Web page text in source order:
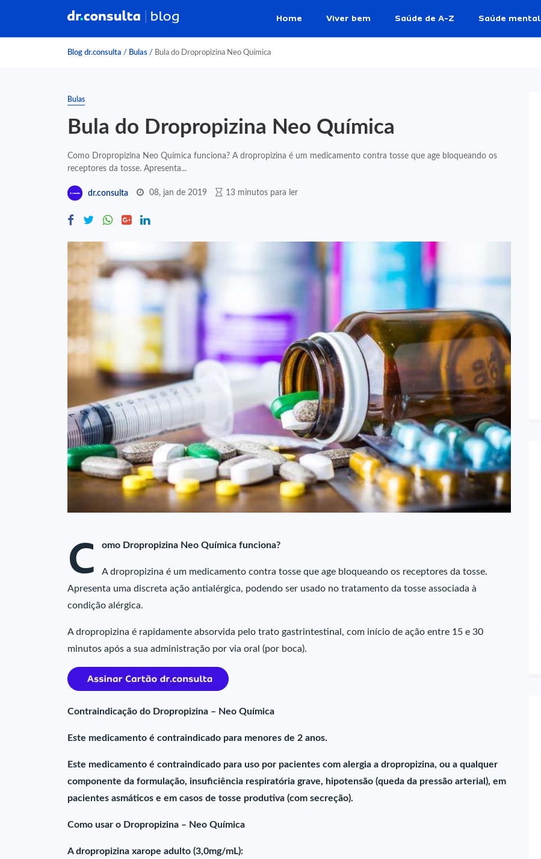
Home Viver bem Saúde de A-Z Saúde mental
Blog dr.consulta / Bulas / Bula do Dropropizina Neo Química
Bulas
Bula do Dropropizina Neo Química
Como Dropropizina Neo Química funciona? A dropropizina é um medicamento contra tosse que age bloqueando os
receptores da tosse. Apresenta...
dr.consulta 08, jan de 2019 13 minutos para ler
C omo Dropropizina Neo Química funciona?
A dropropizina é um medicamento contra tosse que age bloqueando os receptores da tosse.
Apresenta uma discreta ação antialérgica, podendo ser usado no tratamento da tosse associada à
condição alérgica.
A dropropizina é rapidamente absorvida pelo trato gastrintestinal, com início de ação entre 15 e 30
minutos após a sua administração por via oral (por boca).
Contraindicação do Dropropizina – Neo Química
Este medicamento é contraindicado para menores de 2 anos.
Este medicamento é contraindicado para uso por pacientes com alergia a dropropizina, ou a qualquer
componente da formulação, insuficiência respiratória grave, hipotensão (queda da pressão arterial), em
pacientes asmáticos e em casos de tosse produtiva (com secreção).
Como usar o Dropropizina – Neo Química
A dropropizina xarope adulto (3,0mg/mL):